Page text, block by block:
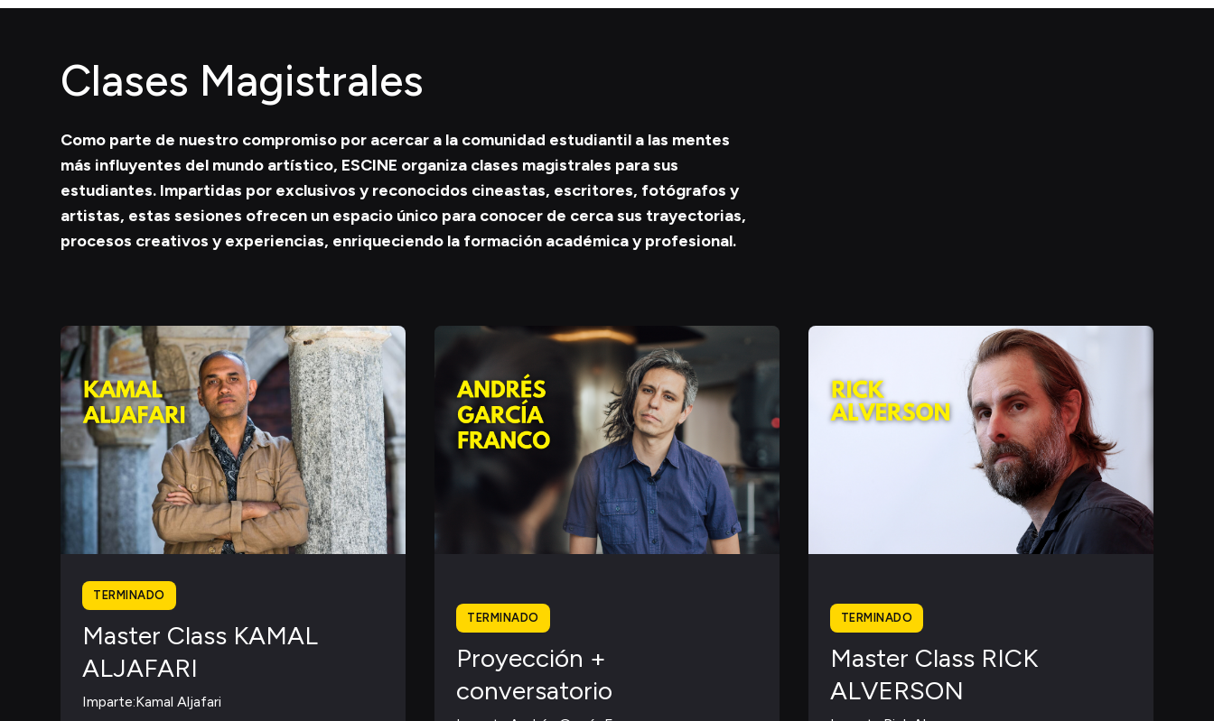
Clases Magistrales
Como parte de nuestro compromiso por acercar a la comunidad estudiantil a las mentes
más influyentes del mundo artístico, ESCINE organiza clases magistrales para sus
estudiantes. Impartidas por exclusivos y reconocidos cineastas, escritores, fotógrafos y
artistas, estas sesiones ofrecen un espacio único para conocer de cerca sus trayectorias,
procesos creativos y experiencias, enriqueciendo la formación académica y profesional.
TERMINADO
Master Class KAMAL
ALJAFARI
Imparte:Kamal Aljafari
TERMINADO
Proyección +
conversatorio
TERMINADO
Master Class RICK
ALVERSON